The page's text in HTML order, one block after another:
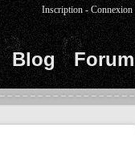
Blog Forum
Inscription -Connexion